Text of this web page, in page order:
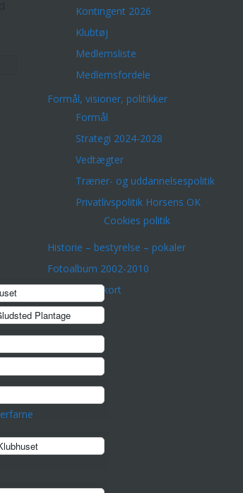
Kontingent 2026
Klubtøj
Medlemsliste
Medlemsfordele
Formål, visioner, politikker
Formål
Strategi 2024-2028
Vedtægter
Træner- og uddannelsespolitik
Privatlivspolitik Horsens OK
Cookies politik
Historie – bestyrelse – pokaler
Fotoalbum 2002-2010
Orienteringskort
Plantage